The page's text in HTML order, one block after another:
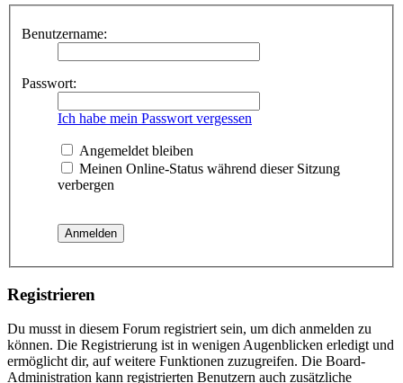
Benutzername:
Passwort:
Ich habe mein Passwort vergessen
Angemeldet bleiben
Meinen Online-Status während dieser Sitzung
verbergen
Registrieren
Du musst in diesem Forum registriert sein, um dich anmelden zu
können. Die Registrierung ist in wenigen Augenblicken erledigt und
ermöglicht dir, auf weitere Funktionen zuzugreifen. Die Board-
Administration kann registrierten Benutzern auch zusätzliche